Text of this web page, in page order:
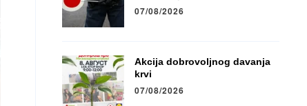
07/08/2026
Akcija dobrovoljnog davanja
krvi
07/08/2026